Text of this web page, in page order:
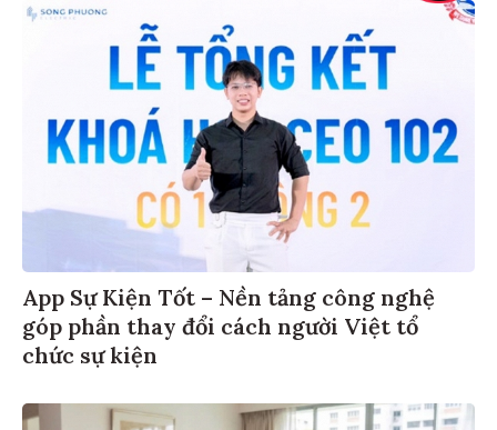
App Sự Kiện Tốt – Nền tảng công nghệ
góp phần thay đổi cách người Việt tổ
chức sự kiện